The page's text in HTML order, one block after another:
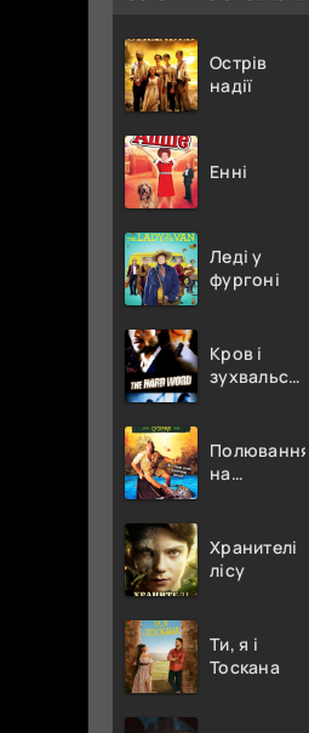
Острів
надії
Енні
Леді у
фургоні
Кров і
зухвальство
Полювання
на
Хранителі
лісу
Ти, я і
Тоскана